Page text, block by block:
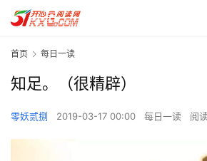
首页 每日一读
知足。（很精辟）
零妖贰捌 2019-03-17 00:00 每日一读 阅